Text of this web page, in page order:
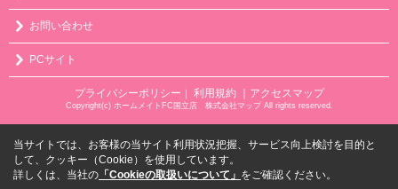
お問い合わせ
PCサイト
プライバシーポリシー 利用規約 ｜アクセスマップ
Copyright(c) ホームメイトFC国立店 株式会社マップ All rights reserved.
当サイトでは、お客様の当サイト利用状況把握、サービス向上検討を目的と
して、クッキー（Cookie）を使用しています。
詳しくは、当社の 「Cookieの取扱いについて」 をご確認ください。